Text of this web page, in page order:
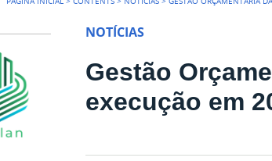
NOTÍCIAS
Gestão
execução em